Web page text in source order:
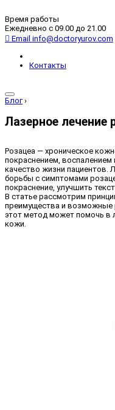
Время работы
Ежедневно с 09.00 до 21.00
Email info@doctoryurov.com
Контакты
Блог ›
Лазерное лечение
Розацеа — хроническое
покраснением,
качество жизни пациентов.
борьбы с симптомами
покраснение, улучшить
В статье рассмотрим
преимущества и возможные
этот метод может помочь в
кожи.